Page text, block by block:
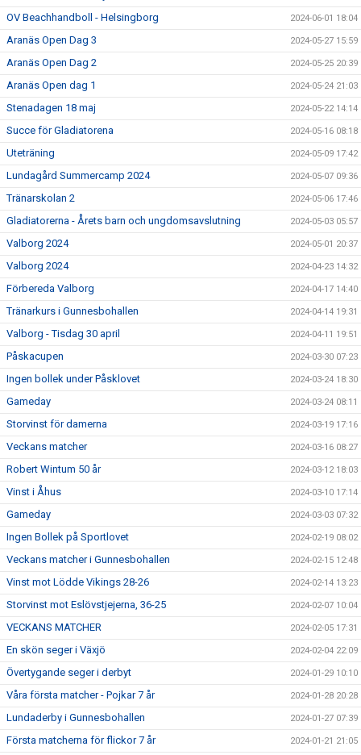
OV Beachhandboll - Helsingborg 2024-06-01 18:04
Aranäs Open Dag 3 2024-05-27 15:59
Aranäs Open Dag 2 2024-05-25 20:39
Aranäs Open dag 1 2024-05-24 21:03
Stenadagen 18 maj 2024-05-22 14:14
Succe för Gladiatorena 2024-05-16 08:18
Uteträning 2024-05-09 17:42
Lundagård Summercamp 2024 2024-05-07 09:36
Tränarskolan 2 2024-05-06 17:46
Gladiatorerna - Årets barn och ungdomsavslutning 2024-05-03 05:57
Valborg 2024 2024-05-01 20:37
Valborg 2024 2024-04-23 14:32
Förbereda Valborg 2024-04-17 14:40
Tränarkurs i Gunnesbohallen 2024-04-14 19:31
Valborg - Tisdag 30 april 2024-04-11 19:51
Påskacupen 2024-03-30 07:23
Ingen bollek under Påsklovet 2024-03-24 18:30
Gameday 2024-03-24 08:11
Storvinst för damerna 2024-03-19 17:16
Veckans matcher 2024-03-16 08:27
Robert Wintum 50 år 2024-03-12 18:03
Vinst i Åhus 2024-03-10 17:14
Gameday 2024-03-03 07:32
Ingen Bollek på Sportlovet 2024-02-19 08:02
Veckans matcher i Gunnesbohallen 2024-02-15 12:48
Vinst mot Lödde Vikings 28-26 2024-02-14 13:23
Storvinst mot Eslövstjejerna, 36-25 2024-02-07 10:04
VECKANS MATCHER 2024-02-05 17:31
En skön seger i Växjö 2024-02-04 22:09
Övertygande seger i derbyt 2024-01-29 10:10
Våra första matcher - Pojkar 7 år 2024-01-28 20:28
Lundaderby i Gunnesbohallen 2024-01-27 07:39
Första matcherna för flickor 7 år 2024-01-21 21:05